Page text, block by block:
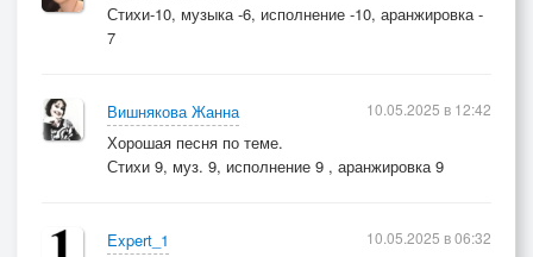
Стихи-10, музыка -6, исполнение -10, аранжировка -
7
Вишнякова Жанна
Хорошая песня по теме.
Стихи 9, муз. 9, исполнение 9 , аранжировка 9
10.05.2025 в 12:42
Expert_1
10.05.2025 в 06:32